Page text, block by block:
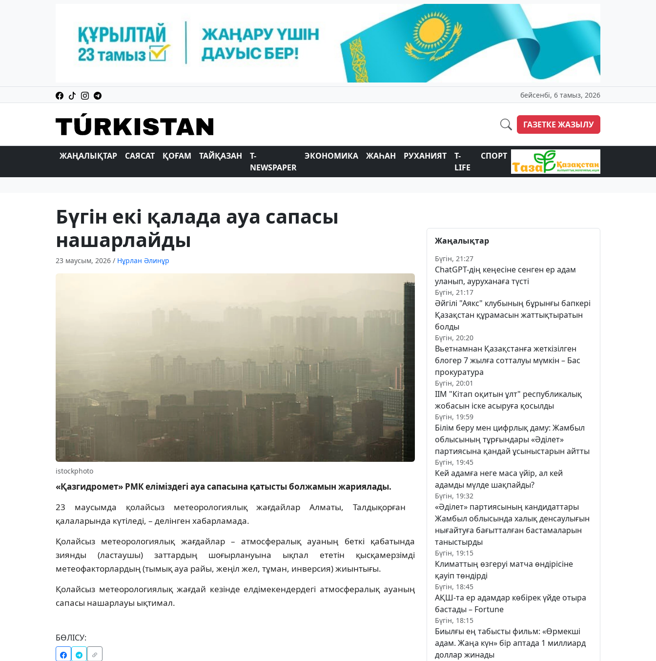
бейсенбі, 6 тамыз, 2026
ГАЗЕТКЕ ЖАЗЫЛУ
ЖАҢАЛЫҚТАР САЯСАТ ҚОҒАМ ТАЙҚАЗАН
T-
NEWSPAPER
ЭКОНОМИКА ЖАҺАН РУХАНИЯТ
T-
LIFE
СПОРТ
Бүгін екі қалада ауа сапасы
нашарлайды
23 маусым, 2026 / Нұрлан Әлинұр
istockphoto
«Қазгидромет» РМК еліміздегі ауа сапасына қатысты болжамын жариялады.
23 маусымда қолайсыз метеорологиялық жағдайлар Алматы, Талдықорған ​​
қалаларында күтіледі, – делінген хабарламада.
Қолайсыз метеорологиялық жағдайлар – атмосфералық ауаның беткі қабатында
зиянды (ластаушы) заттардың шоғырлануына ықпал ететін қысқамерзімді
метеофакторлардың (тымық ауа райы, жеңіл жел, тұман, инверсия) жиынтығы.
Қолайсыз метеорологиялық жағдай кезінде елдімекендердегі атмосфералық ауаның
сапасы нашарлауы ықтимал.
БӨЛІСУ:
Жаңалықтар
Бүгін, 21:27
ChatGPT-дің кеңесіне сенген ер адам
уланып, ауруханаға түсті
Бүгін, 21:17
Әйгілі "Аякс" клубының бұрынғы бапкері
Қазақстан құрамасын жаттықтыратын
болды
Бүгін, 20:20
Вьетнамнан Қазақстанға жеткізілген
блогер 7 жылға сотталуы мүмкін – Бас
прокуратура
Бүгін, 20:01
ІІМ "Кітап оқитын ұлт" республикалық
жобасын іске асыруға қосылды
Бүгін, 19:59
Білім беру мен цифрлық даму: Жамбыл
облысының тұрғындары «Әділет»
партиясына қандай ұсыныстарын айтты
Бүгін, 19:45
Кей адамға неге маса үйір, ал кей
адамды мүлде шақпайды?
Бүгін, 19:32
«Әділет» партиясының кандидаттары
Жамбыл облысында халық денсаулығын
нығайтуға бағытталған бастамаларын
таныстырды
Бүгін, 19:15
Климаттың өзгеруі матча өндірісіне
қауіп төндірді
Бүгін, 18:45
АҚШ-та ер адамдар көбірек үйде отыра
бастады – Fortune
Бүгін, 18:15
Биылғы ең табысты фильм: «Өрмекші
адам. Жаңа күн» бір аптада 1 миллиард
доллар жинады